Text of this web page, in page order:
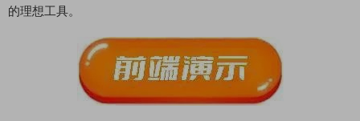
的理想工具。